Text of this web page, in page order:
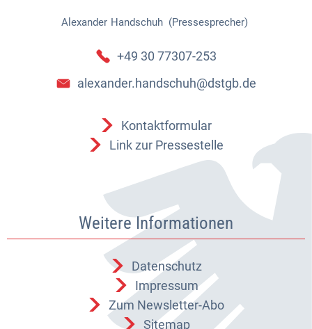
Alexander Handschuh (Pressesprecher)
Alexander Handschuh
+49 30 77307-253
alexander.handschuh@dstgb.de
Kontaktformular
Link zur Pressestelle
Weitere Informationen
Datenschutz
Impressum
Zum Newsletter-Abo
Sitemap